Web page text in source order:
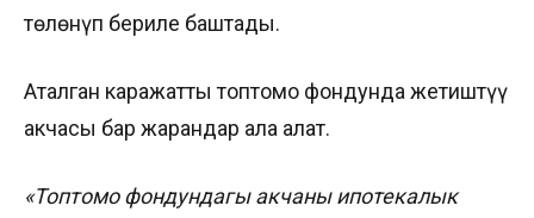
төлөнүп бериле баштады.
Аталган каражатты топтомо фондунда жетиштүү
акчасы бар жарандар ала алат.
«Топтомо фондундагы акчаны ипотекалык